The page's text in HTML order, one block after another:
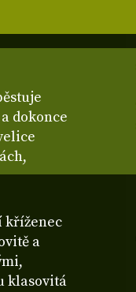
dokonce
kříženec
a
klasovitá